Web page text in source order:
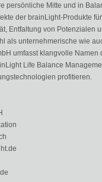
persönliche Mitte und in
der brainLight-Produkte
Entfaltung von Potenzialen
als unternehmerische wie
umfasst klangvolle
Life Balance
profitieren.